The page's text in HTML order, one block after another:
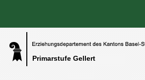
Primarstufe Gellert
Benutzerspezifische Werkzeuge
Direkt zum Inhalt|Direkt zur Navigation